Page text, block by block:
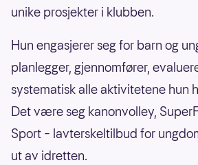
unike prosjekter i klubben.
Hun engasjerer seg for barn og
planlegger, gjennomfører,
systematisk alle aktivitetene hun
Det være seg kanonvolley,
Sport – lavterskeltilbud for
ut av idretten.